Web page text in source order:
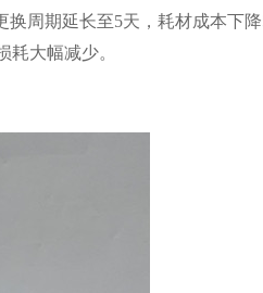
周期延长至5天，耗材成本下
耗大幅减少。